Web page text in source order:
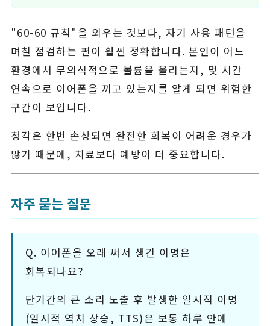
"60-60 규칙"을 외우는 것보다, 자기 사용 패턴을
며칠 점검하는 편이 훨씬 정확합니다. 본인이 어느
환경에서 무의식적으로 볼륨을 올리는지, 몇 시간
연속으로 이어폰을 끼고 있는지를 알게 되면 위험한
구간이 보입니다.
청각은 한번 손상되면 완전한 회복이 어려운 경우가
많기 때문에, 치료보다 예방이 더 중요합니다.
자주 묻는 질문
Q. 이어폰을 오래 써서 생긴 이명은
회복되나요?
단기간의 큰 소리 노출 후 발생한 일시적 이명
(일시적 역치 상승, TTS)은 보통 하루 안에